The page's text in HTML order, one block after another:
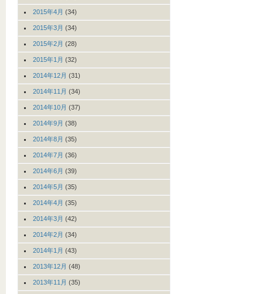
2015年4月 (34)
2015年3月 (34)
2015年2月 (28)
2015年1月 (32)
2014年12月 (31)
2014年11月 (34)
2014年10月 (37)
2014年9月 (38)
2014年8月 (35)
2014年7月 (36)
2014年6月 (39)
2014年5月 (35)
2014年4月 (35)
2014年3月 (42)
2014年2月 (34)
2014年1月 (43)
2013年12月 (48)
2013年11月 (35)